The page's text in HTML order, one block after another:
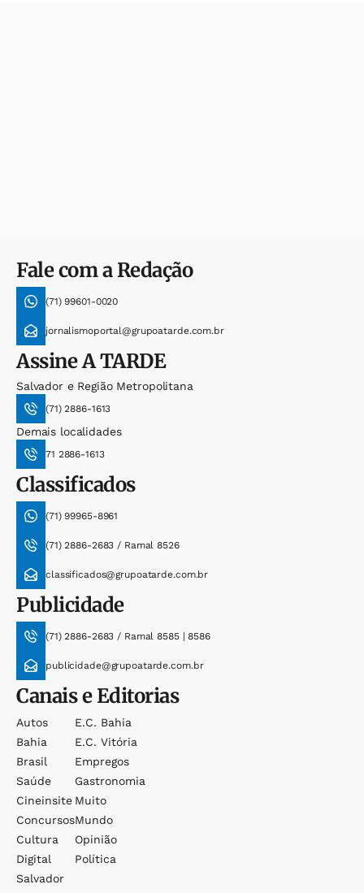
Fale com a Redação
(71) 99601-0020
jornalismoportal@grupoatarde.com.br
AssineA TARDE
Salvador e Região Metropolitana
(71) 2886-1613
Demais localidades
71 2886-1613
Classificados
(71) 99965-8961
(71) 2886-2683 / Ramal 8526
classificados@grupoatarde.com.br
Publicidade
(71) 2886-2683 / Ramal 8585 | 8586
publicidade@grupoatarde.com.br
Canais e Editorias
Autos
Bahia
Brasil
Saúde
Cineinsite
Concursos
Cultura
Digital
Salvador
E.c. Bahia
E.c. Vitória
Empregos
Gastronomia
Muito
Mundo
Opinião
Política